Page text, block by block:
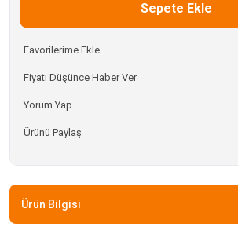
Sepete Ekle
Fiyatı Düşünce Haber Ver
Yorum Yap
Ürünü Paylaş
Ürün Bilgisi